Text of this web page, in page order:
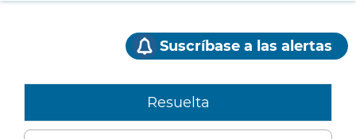
Suscríbase a las alertas
Resuelta